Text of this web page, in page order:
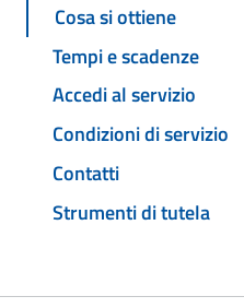
Cosa si ottiene
Tempi e scadenze
Accedi al servizio
Condizioni di servizio
Contatti
Strumenti di tutela